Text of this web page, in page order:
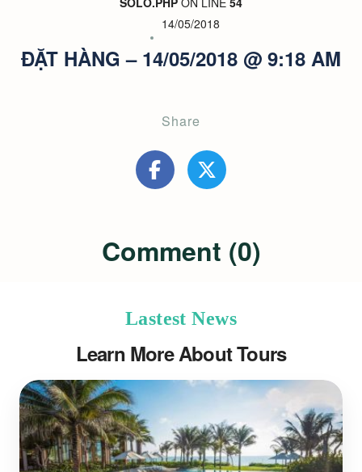
14/05/2018
ĐẶT HÀNG – 14/05/2018 @ 9:18 AM
Share
Comment (0)
Lastest News
Learn More About Tours